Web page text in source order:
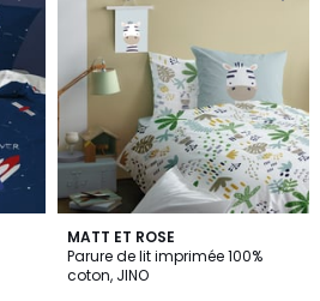
MATT ET ROSE
Parure de lit imprimée 100%
coton, JINO